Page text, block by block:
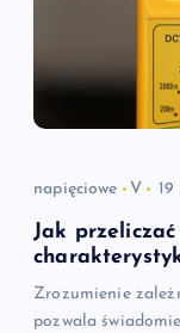
w
p
s
u
napięciowe V
Jak
Zrozumienie
pozwala